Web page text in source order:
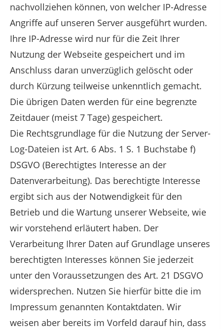
nachvollziehen können, von welcher IP-Adresse
Angriffe auf unseren Server ausgeführt wurden.
Ihre IP-Adresse wird nur für die Zeit Ihrer
Nutzung der Webseite gespeichert und im
Anschluss daran unverzüglich gelöscht oder
durch Kürzung teilweise unkenntlich gemacht.
Die übrigen Daten werden für eine begrenzte
Zeitdauer (meist 7 Tage) gespeichert.
Die Rechtsgrundlage für die Nutzung der Server-
Log-Dateien ist Art. 6 Abs. 1 S. 1 Buchstabe f)
DSGVO (Berechtigtes Interesse an der
Datenverarbeitung). Das berechtigte Interesse
ergibt sich aus der Notwendigkeit für den
Betrieb und die Wartung unserer Webseite, wie
wir vorstehend erläutert haben. Der
Verarbeitung Ihrer Daten auf Grundlage unseres
berechtigten Interesses können Sie jederzeit
unter den Voraussetzungen des Art. 21 DSGVO
widersprechen. Nutzen Sie hierfür bitte die im
Impressum genannten Kontaktdaten. Wir
weisen aber bereits im Vorfeld darauf hin, dass